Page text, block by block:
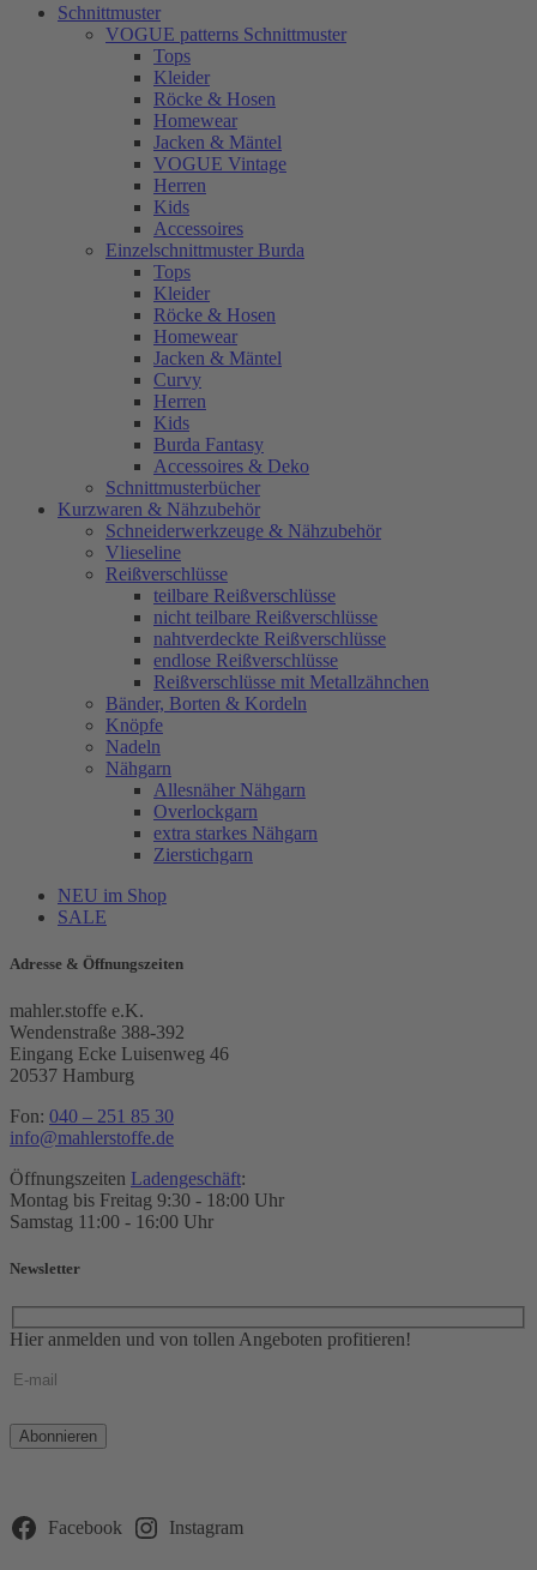
Schnittmuster
VOGUE patterns Schnittmuster
Tops
Kleider
Röcke & Hosen
Homewear
Jacken & Mäntel
VOGUE Vintage
Herren
Kids
Accessoires
Einzelschnittmuster Burda
Tops
Kleider
Röcke & Hosen
Homewear
Jacken & Mäntel
Curvy
Herren
Kids
Burda Fantasy
Accessoires & Deko
Schnittmusterbücher
Kurzwaren & Nähzubehör
Schneiderwerkzeuge & Nähzubehör
Vlieseline
Reißverschlüsse
teilbare Reißverschlüsse
nicht teilbare Reißverschlüsse
nahtverdeckte Reißverschlüsse
endlose Reißverschlüsse
Reißverschlüsse mit Metallzähnchen
Bänder, Borten & Kordeln
Knöpfe
Nadeln
Nähgarn
Allesnäher Nähgarn
Overlockgarn
extra starkes Nähgarn
Zierstichgarn
NEU im Shop
SALE
Adresse & Öffnungszeiten
mahler.stoffe e.K.
Wendenstraße 388-392
Eingang Ecke Luisenweg 46
20537 Hamburg
Fon: 040 – 251 85 30
info@mahlerstoffe.de
Öffnungszeiten Ladengeschäft:
Montag bis Freitag 9:30 - 18:00 Uhr
Samstag 11:00 - 16:00 Uhr
Newsletter
Hier anmelden und von tollen Angeboten profitieren!
Bitte
lasse
leer.
Facebook Instagram